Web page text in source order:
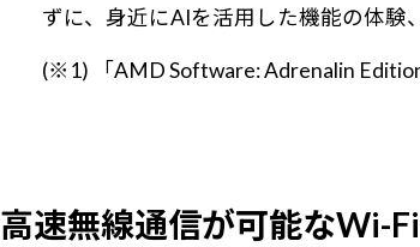
ずに、身近にAIを活用した機能の体験
(※1) 「AMD Software: Adrenalin
高速無線通信が可能なWi-